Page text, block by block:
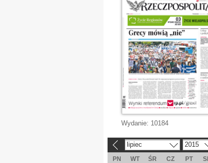
Wydanie: 10184
lipiec 2015
PN WT ŚR CZ PT